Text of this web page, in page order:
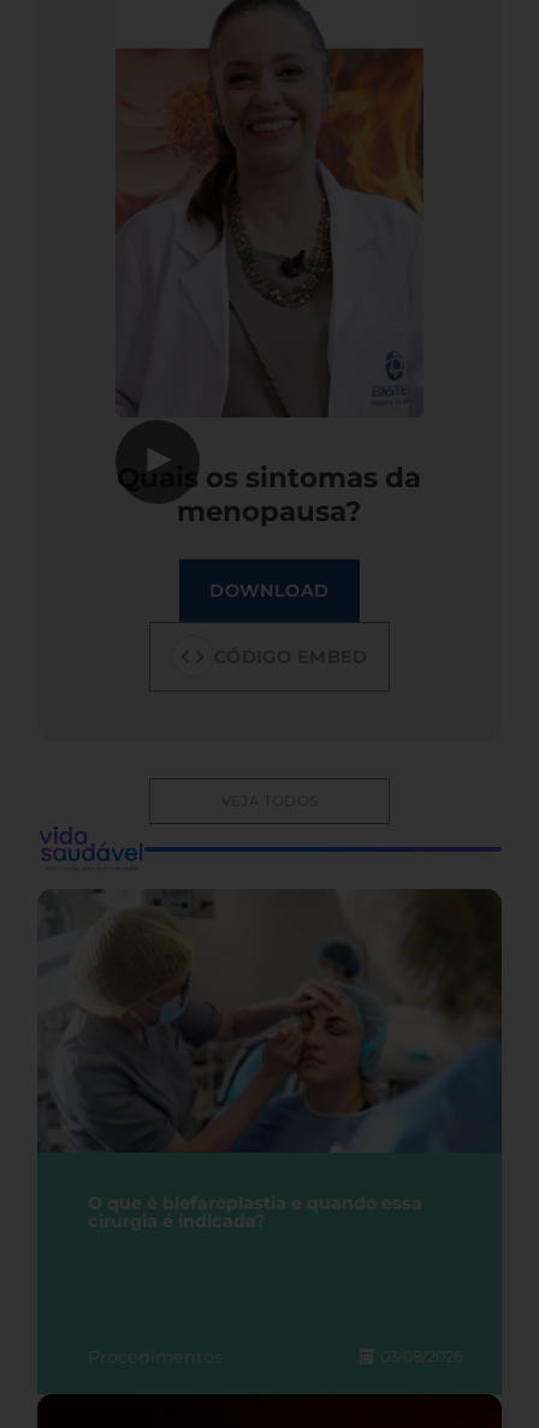
▶
Quais os sintomas da
menopausa?
DOWNLOAD
VEJA TODOS
O que é blefaroplastia e quando essa
cirurgia é indicada?
Procedimentos 03/08/2026